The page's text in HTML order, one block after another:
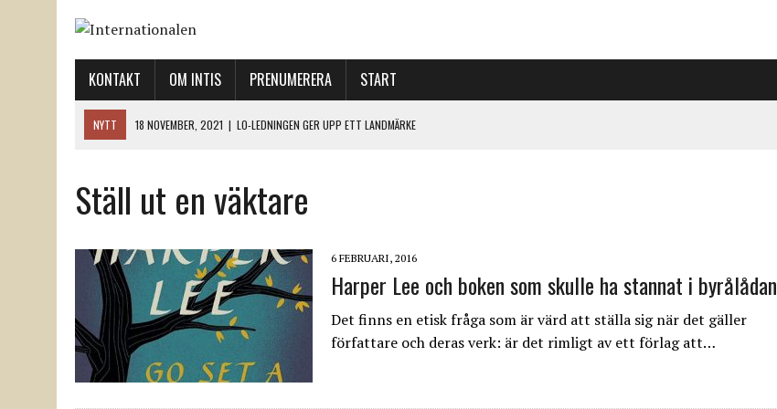
KONTAKT OM INTIS PRENUMERERA START
NYTT 18 NOVEMBER, 2021 | LO-LEDNINGEN GER UPP ETT LANDMÄRKE
12 NOVEMBER, 2021
NÄR DE DÖDA TAR SIG RÖST
12 NOVEMBER, 2021 |
”SVENSKA FACKFÖRBUND BEHÖVER SKÄRPA SITT KLIMATARBETE REJÄLT”
Ställ ut en väktare
6 FEBRUARI, 2016
Harper Lee och boken som skulle ha stannat i byrålådan
Det finns en etisk fråga som är värd att ställa sig när det gäller
författare och deras verk: är det rimligt av ett förlag att…